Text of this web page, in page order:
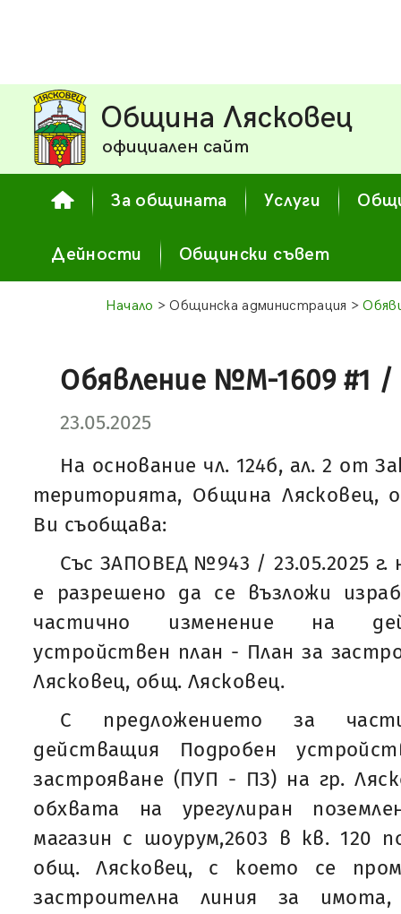
Община Лясковец
официален сайт
За общината Услуги
Дейности Общински съвет
Начало > Общинска администрация >
Обявление №М-1609 #1 /
23.05.2025
На основание чл. 124б, ал. 2 от
територията, Община Лясковец,
Ви съобщава:
Със ЗАПОВЕД №943 / 23.05.2025
е разрешено да се възложи
частично изменение на
устройствен план - План за
Лясковец, общ. Лясковец.
С предложението за
действащия Подробен
застрояване (ПУП - ПЗ) на гр.
обхвата на урегулиран
магазин с шоурум,2603 в кв. 120
общ. Лясковец, с което се
застроителна линия за